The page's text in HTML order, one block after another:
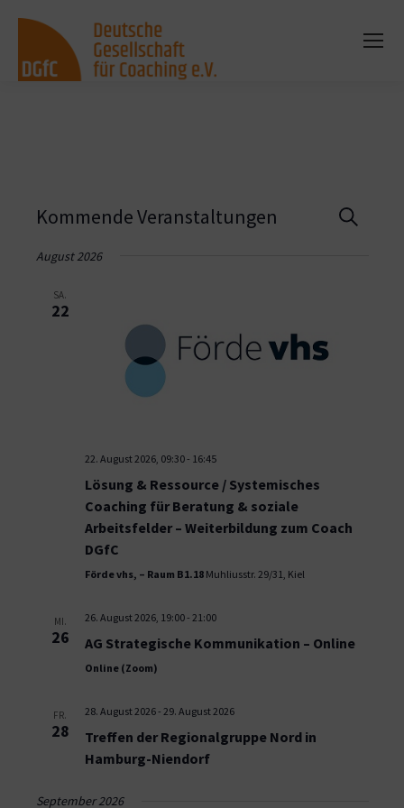
Suche
Kommende Veranstaltungen
August 2026
SA.
22
22. August 2026, 09:30- 16:45
Lösung & Ressource / Systemisches
Coaching für Beratung & soziale
Arbeitsfelder – Weiterbildung zum Coach
DGfC
Förde vhs, – Raum B1.18 Muhliusstr. 29/31, Kiel
MI.
26
26. August 2026, 19:00- 21:00
AG Strategische Kommunikation – Online
Online (Zoom)
FR.
28
28. August 2026- 29. August 2026
Treffen der Regionalgruppe Nord in
Hamburg-Niendorf
September 2026